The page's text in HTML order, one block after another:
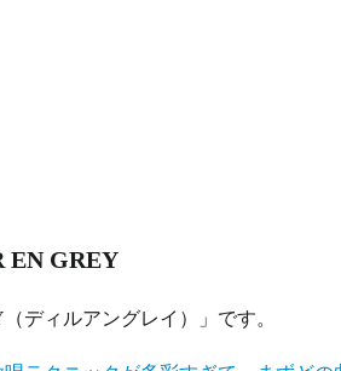
EN GREY
ディルアングレイ）」です。